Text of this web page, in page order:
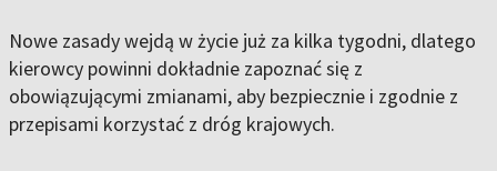
Nowe zasady wejdą w życie już za kilka tygodni, dlatego
kierowcy powinni dokładnie zapoznać się z
obowiązującymi zmianami, aby bezpiecznie i zgodnie z
przepisami korzystać z dróg krajowych.